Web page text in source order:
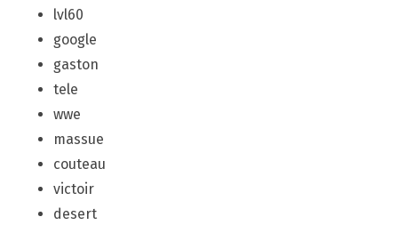
lvl60
google
gaston
tele
wwe
massue
couteau
victoir
desert